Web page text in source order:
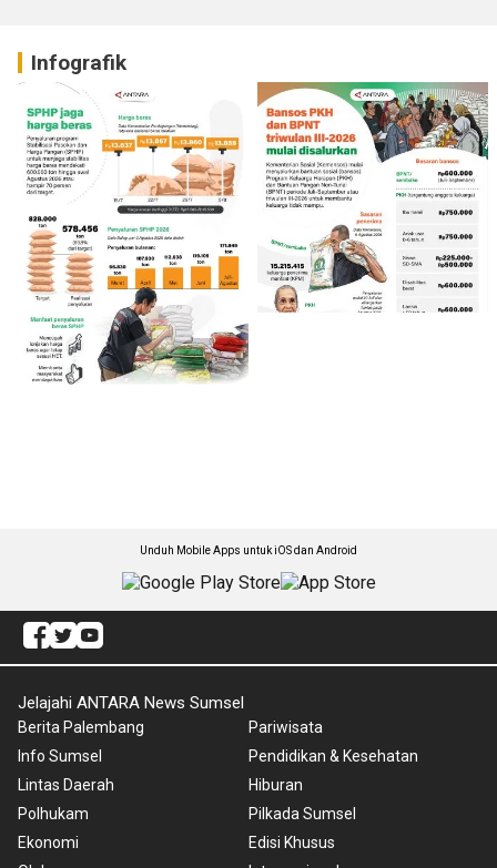
Infografik
Unduh Mobile Apps untuk iOS dan Android
Jelajahi ANTARA News Sumsel
Berita Palembang
Info Sumsel
Lintas Daerah
Polhukam
Ekonomi
Pariwisata
Pendidikan & Kesehatan
Hiburan
Pilkada Sumsel
Edisi Khusus